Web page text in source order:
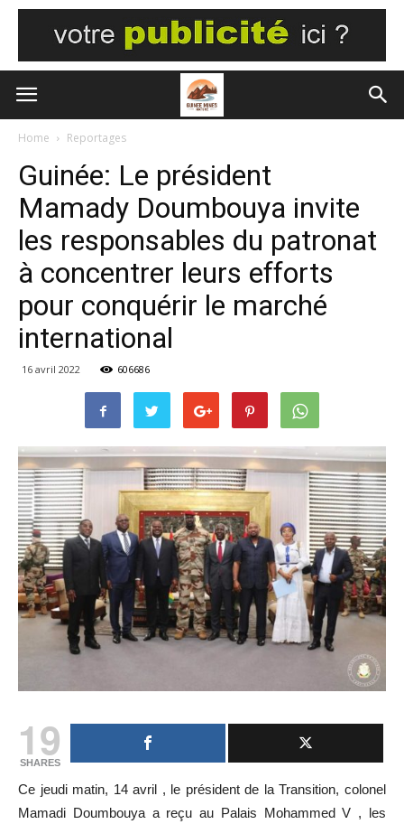
Home Reportages
Guinée: Le président
Mamady Doumbouya invite
les responsables du patronat
à concentrer leurs efforts
pour conquérir le marché
international
16 avril 2022 606686
19
SHARES
Ce jeudi matin, 14 avril , le président de la Transition, colonel
Mamadi Doumbouya a reçu au Palais Mohammed V , les